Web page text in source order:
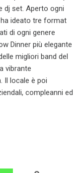
dj set. Aperto ogni
ideato tre format
di ogni genere
Dinner più elegante
migliori band del
vibrante
Il locale è poi
compleanni ed